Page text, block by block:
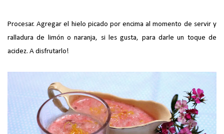
Procesar. Agregar el hielo picado por encima al momento de servir y
ralladura de limón o naranja, si les gusta, para darle un toque de
acidez. A disfrutarlo!